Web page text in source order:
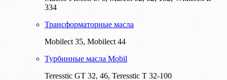
334
Трансформаторные масла
Mobilect 35, Mobilect 44
Турбинные масла Mobil
Teresstic GT 32, 46, Teresstic T 32-100